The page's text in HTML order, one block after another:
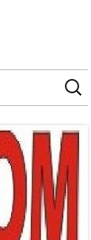
Buscar: